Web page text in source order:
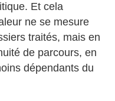
Et cela
ne se mesure
traités, mais en
de parcours, en
dépendants du